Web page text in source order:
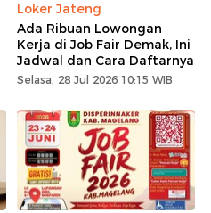
Loker Jateng
Ada Ribuan Lowongan
Kerja di Job Fair Demak, Ini
Jadwal dan Cara Daftarnya
Selasa, 28 Jul 2026 10:15 WIB